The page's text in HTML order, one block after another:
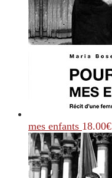
mes enfants 18.00€